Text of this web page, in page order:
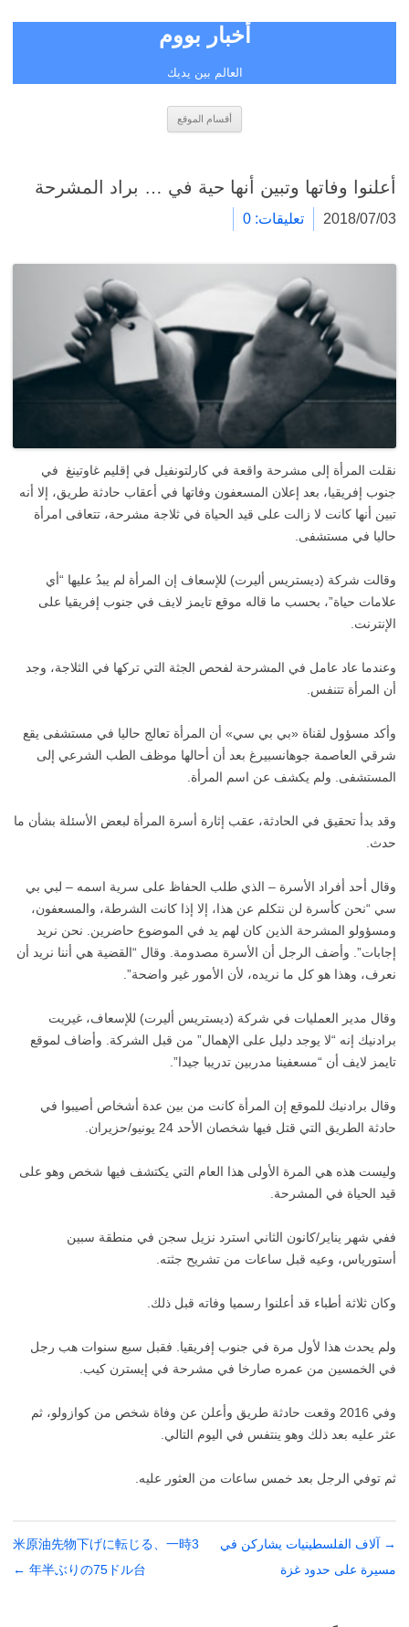
أخبار بووم
العالم بين يديك
أقسام الموقع
أعلنوا وفاتها وتبين أنها حية في … براد المشرحة
2018/07/03 تعليقات: 0
نقلت المرأة إلى مشرحة واقعة في كارلتونفيل في إقليم غاوتينغ في
جنوب إفريقيا، بعد إعلان المسعفون وفاتها في أعقاب حادثة طريق، إلا أنه
تبين أنها كانت لا زالت على قيد الحياة في ثلاجة مشرحة، تتعافى امرأة
حاليا في مستشفى.
وقالت شركة (ديستريس أليرت) للإسعاف إن المرأة لم يبدُ عليها “أي
علامات حياة”، بحسب ما قاله موقع تايمز لايف في جنوب إفريقيا على
الإنترنت.
وعندما عاد عامل في المشرحة لفحص الجثة التي تركها في الثلاجة، وجد
أن المرأة تتنفس.
وأكد مسؤول لقناة «بي بي سي» أن المرأة تعالج حاليا في مستشفى يقع
شرقي العاصمة جوهانسبيرغ بعد أن أحالها موظف الطب الشرعي إلى
المستشفى. ولم يكشف عن اسم المرأة.
وقد بدأ تحقيق في الحادثة، عقب إثارة أسرة المرأة لبعض الأسئلة بشأن ما
حدث.
وقال أحد أفراد الأسرة – الذي طلب الحفاظ على سرية اسمه – لبي بي
سي “نحن كأسرة لن نتكلم عن هذا، إلا إذا كانت الشرطة، والمسعفون،
ومسؤولو المشرحة الذين كان لهم يد في الموضوع حاضرين. نحن نريد
إجابات”. وأضف الرجل أن الأسرة مصدومة. وقال “القضية هي أننا نريد أن
نعرف، وهذا هو كل ما نريده، لأن الأمور غير واضحة”.
وقال مدير العمليات في شركة (ديستريس أليرت) للإسعاف، غيريت
برادنيك إنه “لا يوجد دليل على الإهمال” من قبل الشركة. وأضاف لموقع
تايمز لايف أن “مسعفينا مدربين تدريبا جيدا”.
وقال برادنيك للموقع إن المرأة كانت من بين عدة أشخاص أصيبوا في
حادثة الطريق التي قتل فيها شخصان الأحد 24 يونيو/حزيران.
وليست هذه هي المرة الأولى هذا العام التي يكتشف فيها شخص وهو على
قيد الحياة في المشرحة.
ففي شهر يناير/كانون الثاني استرد نزيل سجن في منطقة سبين
أستورياس، وعيه قبل ساعات من تشريح جثته.
وكان ثلاثة أطباء قد أعلنوا رسميا وفاته قبل ذلك.
ولم يحدث هذا لأول مرة في جنوب إفريقيا. فقبل سبع سنوات هب رجل
في الخمسين من عمره صارخا في مشرحة في إيسترن كيب.
وفي 2016 وقعت حادثة طريق وأعلن عن وفاة شخص من كوازولو، ثم
عثر عليه بعد ذلك وهو ينتفس في اليوم التالي.
ثم توفي الرجل بعد خمس ساعات من العثور عليه.
تصفّح
المقالات
→ آلاف الفلسطينيات يشاركن في
مسيرة على حدود غزة
米原油先物下げに転じる、一時3
年半ぶりの75ドル台
←